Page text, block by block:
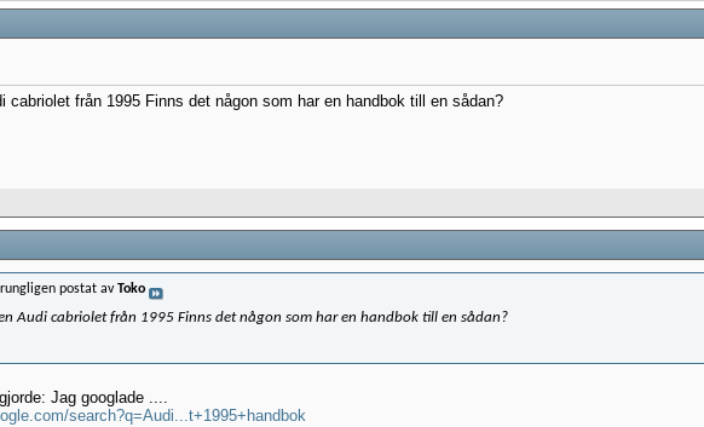
cabriolet från 1995 Finns det någon som har en handbok till en sådan?
postat avToko
Audi cabriolet från 1995 Finns det någon som har en handbok till en sådan?
Jag googlade ....
search?q=Audi...t+1995+handbok